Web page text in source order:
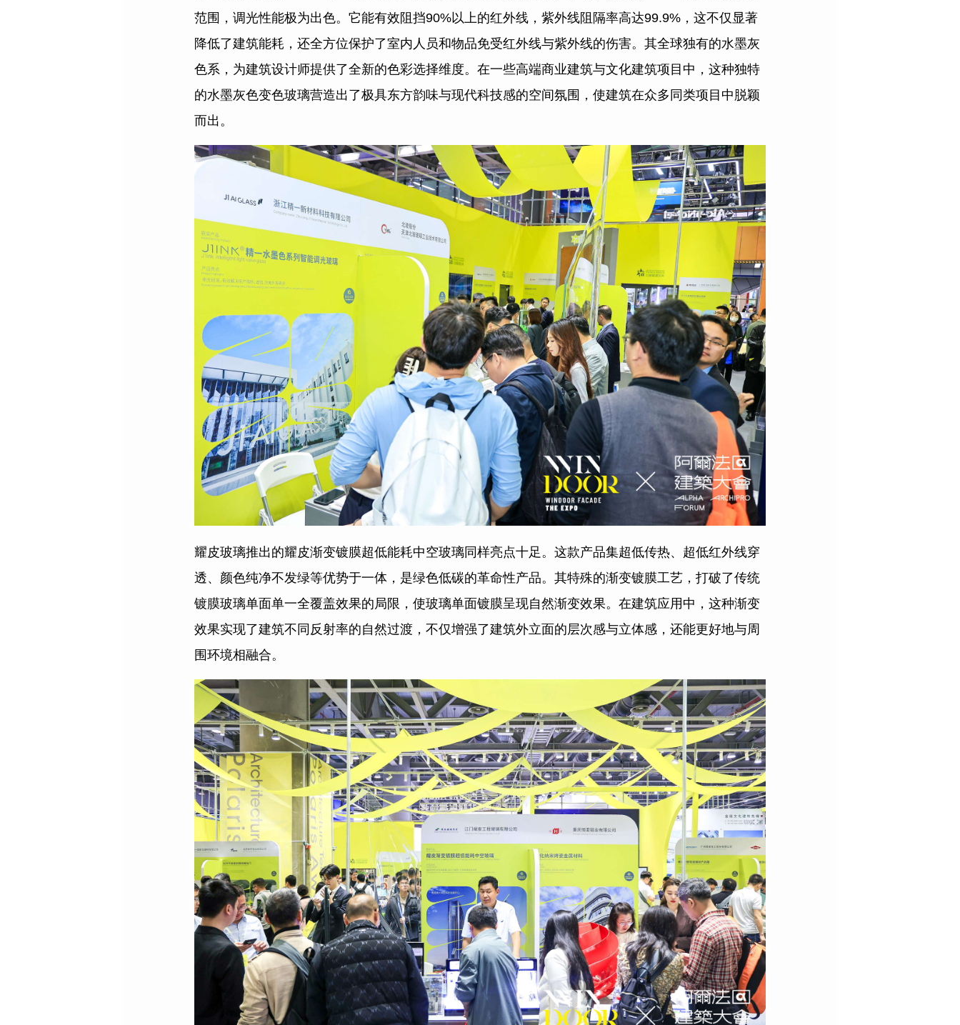
范围，调光性能极为出色。它能有效阻挡90%以上的红外线，紫外线阻隔率高达99.9%，这不仅显著
降低了建筑能耗，还全方位保护了室内人员和物品免受红外线与紫外线的伤害。其全球独有的水墨灰
色系，为建筑设计师提供了全新的色彩选择维度。在一些高端商业建筑与文化建筑项目中，这种独特
的水墨灰色变色玻璃营造出了极具东方韵味与现代科技感的空间氛围，使建筑在众多同类项目中脱颖
而出。
耀皮玻璃推出的耀皮渐变镀膜超低能耗中空玻璃同样亮点十足。这款产品集超低传热、超低红外线穿
透、颜色纯净不发绿等优势于一体，是绿色低碳的革命性产品。其特殊的渐变镀膜工艺，打破了传统
镀膜玻璃单面单一全覆盖效果的局限，使玻璃单面镀膜呈现自然渐变效果。在建筑应用中，这种渐变
效果实现了建筑不同反射率的自然过渡，不仅增强了建筑外立面的层次感与立体感，还能更好地与周
围环境相融合。